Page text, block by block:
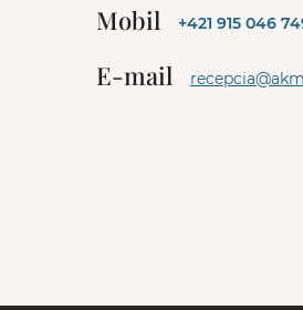
e
r
a
Mobil +421 915 046
E-mail